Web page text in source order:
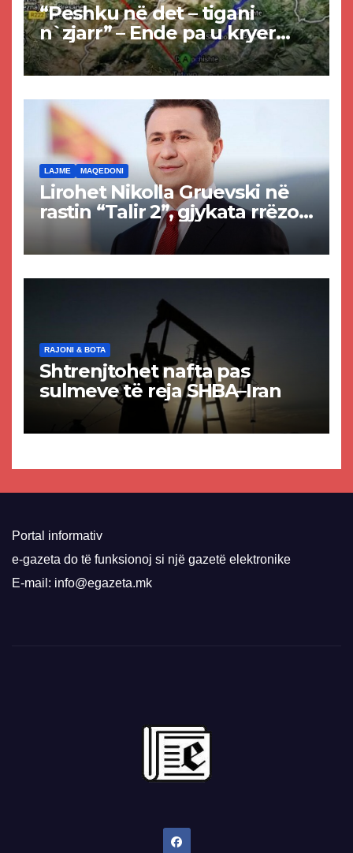
“Peshku në det – tigani
n`zjarr” – Ende pa u kryer
projekti i tunelit, komuna e
Tetovës nis punimet për
LAJME MAQEDONI
Lirohet Nikolla Gruevski në
rastin “Talir 2”, gjykata rrëzon
akuzat për ndërtimin e
paligjshëm të selisë së
RAJONI & BOTA
Shtrenjtohet nafta pas
sulmeve të reja SHBA–Iran
Portal informativ
e-gazeta do të funksionoj si një gazetë elektronike
E-mail: info@egazeta.mk